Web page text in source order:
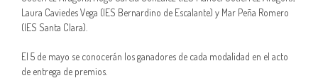
Laura Caviedes Vega (IES Bernardino de Escalante) y Mar Peña Romero
(IES Santa Clara).
El 5 de mayo se conocerán los ganadores de cada modalidad en el acto
de entrega de premios.